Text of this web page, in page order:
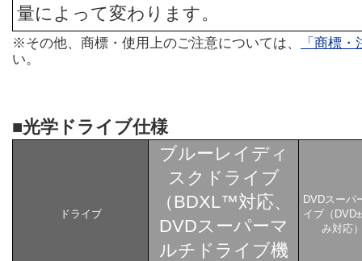
量によって変わります。
※その他、商標・使用上のご注意については、
「商標
い。
■光学ドライブ仕様
ドライブ
ブルーレイディ
スクドライブ
（BDXL™対応、
DVDスーパーマ
ルチドライブ機
DVDスーパ
イブ（
み対応